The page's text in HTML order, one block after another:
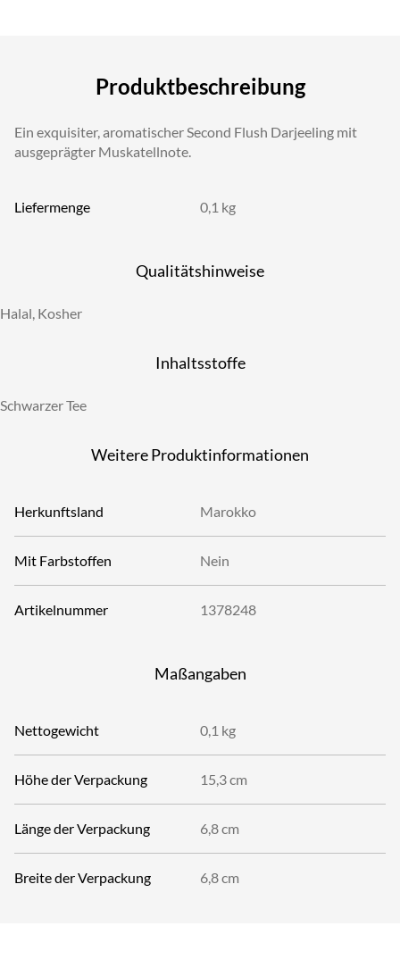
Produktbeschreibung
Ein exquisiter, aromatischer Second Flush Darjeeling mit
ausgeprägter Muskatellnote.
Liefermenge 0,1 kg
Qualitätshinweise
Halal, Kosher
Inhaltsstoffe
Schwarzer Tee
Weitere Produktinformationen
Herkunftsland Marokko
Mit Farbstoffen Nein
Artikelnummer 1378248
Maßangaben
Nettogewicht 0,1 kg
Höhe der Verpackung 15,3 cm
Länge der Verpackung 6,8 cm
Breite der Verpackung 6,8 cm